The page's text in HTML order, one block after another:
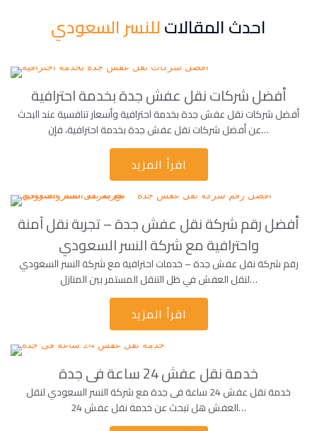
احدث المقالاتللنسر السعودي
أفضل شركات نقل عفش جدة بخدمة احترافية
أفضل شركات نقل عفش جدة بخدمة احترافية وأسعار تنافسية عند البحث
عن أفضل شركات نقل عفش جدة بخدمة احترافية، فإن…
اقرأ المزيد
أفضل رقم شركة نقل عفش جدة – تجربة نقل آمنة
واحترافية مع شركة النسر السعودي
رقم شركة نقل عفش جدة – خدمات احترافية مع شركة النسر السعودي
لنقل العفش في ظل التنقل المستمر بين المنازل…
اقرأ المزيد
خدمة نقل عفش 24 ساعة فى جدة
خدمة نقل عفش 24 ساعة فى جدة مع شركة النسر السعودي لنقل
العفش هل تبحث عن خدمة نقل عفش 24…